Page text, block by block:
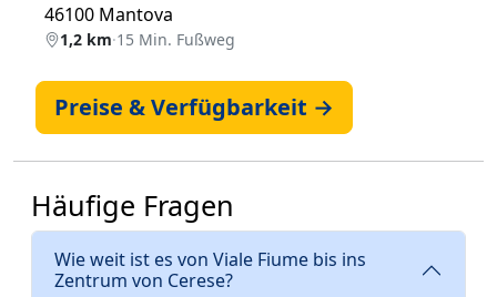
46100 Mantova
1,2 km·15 Min. Fußweg
Preise & Verfügbarkeit →
Häufige Fragen
Wie weit ist es von Viale Fiume bis ins
Zentrum von Cerese?